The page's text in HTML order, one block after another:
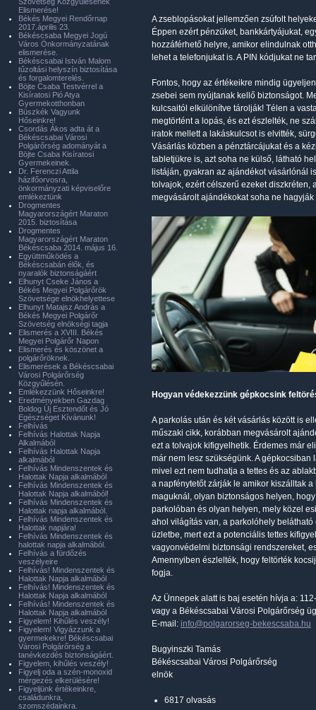
A zseblopásokat jellemzően zsúfolt
Éppen ezért pénzüket, bankkártyájukat,
hozzáférhető helyre, amikor elindulnak
lehet a telefonjukat is. A PIN kódjukat ne
Fontos, hogy az értékeikre mindig
zsebei sem nyújtanak kellő biztonságot.
kulcsaitól elkülönítve tárolják! Télen a
megtörtént a lopás, és ezt észlelték, ne
iratok mellett a lakáskulcsot is elvitték,
Vásárlás közben a pénztárcájukat és a
tabletjükre is, azt soha ne külső, látható
listáján, gyakran az ajándékot vásárlónál
tolvajok, ezért célszerű ezeket diszkréten,
megvásárolt ajándékokat soha ne
Hogyan védekezzünk gépkocsink
A parkolás után és két vásárlás között is
műszaki cikk, korábban megvásárolt
ezt a tolvajok kifigyelhetik. Érdemes már
már nem lesz szükségünk. A
mivel ezt nem tudhatja a tettes és az
a napfénytetőt zárják le amikor kiszálltak
maguknál, olyan biztonságos helyen,
parkolóban és olyan helyen, mely közel
ahol világítás van, a parkolóhely
üzletbe, mert ezt a potenciális tettes
vagyonvédelmi biztonsági rendszereket,
Amennyiben észlelték, hogy feltörték
fogja.
Az Ünnepek alatt is baj esetén hívja a:
vagy a Békéscsabai Városi Polgárőrség
E-mail: info@polgarorseg-bekescsaba.hu
Bugyinszki Tamás
Békéscsabai Városi Polgárőrség
elnök
6817 olvasás
Elismerése!
Békés Megyei Rendőrnap
2017.április 23.
Békéscsaba Megyei Jogú
Város Önkormányzatának
elismerése.
Békéscsabai István Malom
tűzoltási helyszín biztosítása
és forgalomterelés.
Böjte Csaba Testvérrel a
Kisíratosi Pió Atya
Gyermekotthonban
Büszkék Vagyunk
Hőseinkre!
Csordás Ákos adta át a
Békéscsabai Városi
Polgárőrség adományát a
Böjte Csaba Kisíratosi
Gyermekeinek.
Dr. Ferenczi Attila
házifőorvosra,
önkormányzati képviselőre
emlékeztünk
Drogmentes
Magyarországért Maraton
2015. biztosítása
Drogmentes
Magyarországért Maraton
Békéscsaba 2014. május 16.
Együttműködés a
Békéscsabán élők, és
nyaralók biztonságáért
Elhunyt Cseke János a
Békés Megyei Polgárőrök
Szövetsége elnökhelyettese
Elhunyt Matajsz András a
Békés Megyei Polgárőr
Szövetség elnökségi tagja
Elismerés a XVIII. Békés
Megyei Polgárőr Napon
Elismerés és köszönet a
polgárőröknek.
Elismerések a Békéscsabai
Városi Polgárőrség
Közgyűlésén.
Emlékezzünk Hőseinkre!
Eredményekben Gazdag
Boldog Új Esztendőt és Jó
Egészséget Kívánunk!
Felhívás
Felhívás Halottak Napja
Alkalmából
Felhívás Halottak Napja
alkalmából
Felhívás Mindenszentek és
Halottak Napja alkalmából
Felhívás Mindenszentek és
Halottak Napja alkalmából!
Felhívás Mindenszentek és
Halottak napja alkalmából.
Felhívás Mindenszentek és
Halottak napjára!
Felhívás Mindenszentek és
halottak napja alkalmából.
Felhívás a fürdőzés
veszélyeire
Felhívás! Mindenszentek és
Halottak Napja alkalmából
Felhívás! Mindenszentek és
Halottak Napja alkalmából
Felhívás! Mindenszentek és
Halottak Napja alkalmából
Figyelem! Kihűlés veszély!
Figyelem! Vigyázzunk a
gyermekekre! Békéscsabai
Városi Polgárőrség a
tanévkezdés biztonságáért.
Figyelem, kihűlés veszély!
Figyelj oda a szén-monoxid
mérgezés elkerülésére!
Figyeljünk értékeinkre,
családunkra,
szomszédainkra.